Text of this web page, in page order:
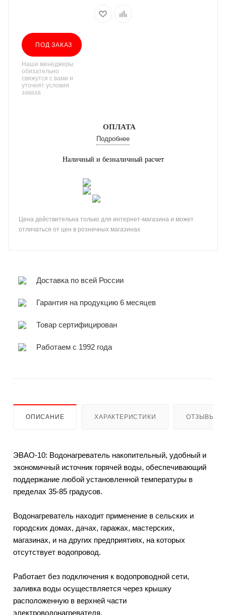
ПОД ЗАКАЗ
Наши менеджеры
обязательно
свяжутся с вами и
уточнят условия
заказа
ОПЛАТА
Подробнее
Наличный и безналичный расчет
Цена действительна только для интернет-магазина и может
отличаться от цен в розничных магазинах
Доставка по всей России
Гарантия на продукцию 6 месяцев
Товар сертифицирован
Работаем с 1992 года
ОПИСАНИЕ ХАРАКТЕРИСТИКИ ОТЗЫВЫ
ЭВАО-10: Водонагреватель накопительный, удобный и
экономичный источник горячей воды, обеспечивающий
поддержание любой установленной температуры в
пределах 35-85 градусов.
Водонагреватель находит применение в сельских и
городских домах, дачах, гаражах, мастерских,
магазинах, и на других предприятиях, на которых
отсутствует водопровод.
Работает без подключения к водопроводной сети,
заливка воды осуществляется через крышку
расположенную в верхней части
электроводонагревателя.